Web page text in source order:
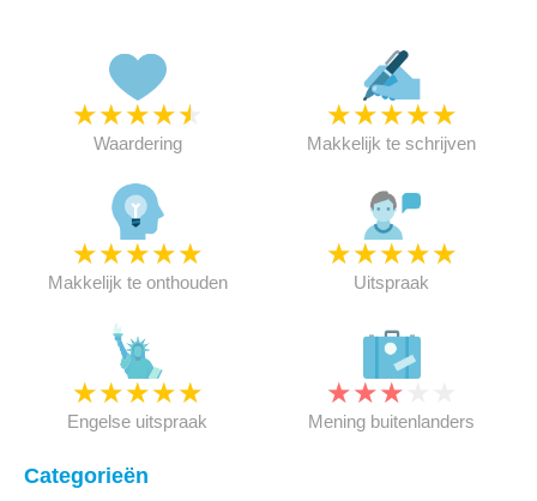
★★★★★
Waardering
★★★★★
Makkelijk te schrijven
★★★★★
Makkelijk te onthouden
★★★★★
Uitspraak
★★★★★
Engelse uitspraak
★★★
Mening buitenlanders
Categorieën